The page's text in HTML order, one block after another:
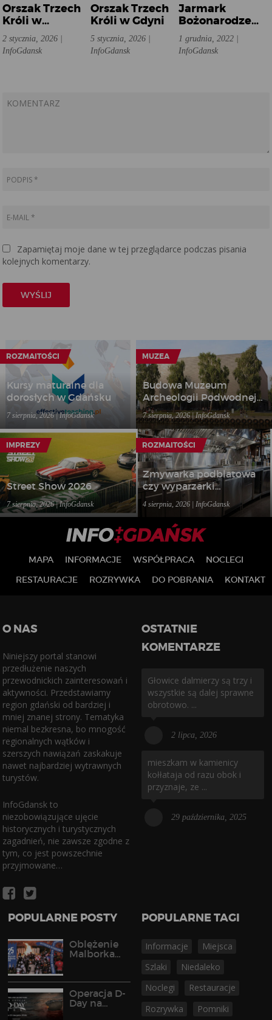
Orszak Trzech
Króli w
Gdańsku
2 stycznia, 2026 |
InfoGdansk
Orszak Trzech
Króli w Gdyni
5 stycznia, 2026 |
InfoGdansk
Jarmark
w Gdańsku
1 grudnia, 2022 |
InfoGdansk
Zapamiętaj moje dane w tej przeglądarce podczas pisania
kolejnych komentarzy.
ROZMAITOŚCI
Kursy maturalne dla
dorosłych w Gdańsku
7 sierpnia, 2026 | InfoGdansk
MUZEA
Budowa Muzeum
Archeologii Podwodnej i
Rybołówstwa
Bałtyckiego w Łebie
7 sierpnia, 2026 | InfoGdansk
IMPREZY
Street Show 2026
7 sierpnia, 2026 | InfoGdansk
ROZMAITOŚCI
Zmywarka podblatowa
czy wyparzarki
gastronomiczne – jakie
rozwiązanie wybrać do
lokalu?
4 sierpnia, 2026 | InfoGdansk
MAPA INFORMACJE WSPÓŁPRACA
NOCLEGI
RESTAURACJE
ROZRYWKA DO POBRANIA KONTAKT
O NAS
Niniejszy portal stanowi
przedłużenie naszych
przewodnickich zainteresowań i
aktywności. Przedstawiamy
region gdański od bardziej i
mniej znanej strony. Tematyka
niemal bezkresna, bo mnogość
regionalnych wątków i
szerszych nawiązań zaskakuje
nawet najbardziej wytrawnych
turystów.
InfoGdansk to
niezobowiązujące ujęcie
historycznych i turystycznych
zagadnień, nie zawsze zgodne z
tym, co jest powszechnie
przyjmowane…
OSTATNIE
KOMENTARZE
Głowice dalmierzy są trzy i
wszystkie są dalej sprawne
obrotowo. ...
2 lipca, 2026
mieszkam w kamienicy
kołłataja od razu obok i
przyznaje, ze ...
29 października, 2025
POPULARNE POSTY
Oblężenie
Malborka
Operacja D-
Day na
POPULARNE TAGI
Informacje
Miejsca
Szlaki
Niedaleko
Noclegi
Restauracje
Rozrywka
Pomniki